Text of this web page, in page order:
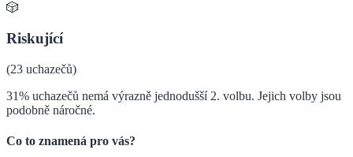
🎲
Riskující
(23 uchazečů)
31% uchazečů nemá výrazně jednodušší 2. volbu. Jejich volby jsou
podobně náročné.
Co to znamená pro vás?